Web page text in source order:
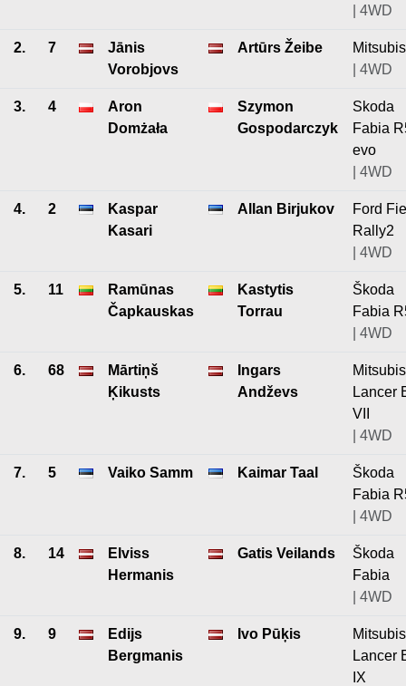
| 4WD
2. 7
Jānis
Vorobjovs
Artūrs Žeibe
| 4WD
3. 4
Aron
Domżała
Szymon
Gospodarczyk
Skoda
Fabia
evo
| 4WD
4. 2
Kaspar
Kasari
Allan Birjukov
Ford
Rally2
| 4WD
5. 11
Ramūnas
Čapkauskas
Kastytis
Torrau
Škoda
Fabia
| 4WD
6. 68
Mārtiņš
Ķikusts
Ingars
Andževs
Lancer
VII
| 4WD
7. 5 Vaiko Samm Kaimar Taal
Škoda
Fabia
| 4WD
8. 14
Elviss
Hermanis
Gatis Veilands
Škoda
Fabia
| 4WD
9. 9
Edijs
Bergmanis
Ivo Pūķis
Lancer
IX